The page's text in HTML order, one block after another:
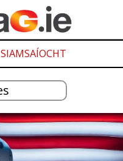
SIAMSAÍOCHT